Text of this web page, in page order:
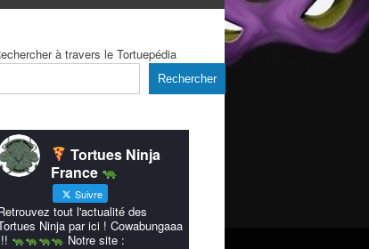
à travers le Tortuepédia
Rechercher
Tortues Ninja
France
Suivre
tout l'actualité des
Ninja par ici ! Cowabungaaa
Notre site :